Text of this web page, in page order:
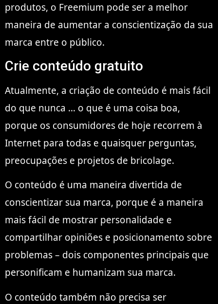
produtos, o Freemium pode ser a melhor
maneira de aumentar a conscientização da sua
marca entre o público.
Crie conteúdo gratuito
Atualmente, a criação de conteúdo é mais fácil
do que nunca … o que é uma coisa boa,
porque os consumidores de hoje recorrem à
Internet para todas e quaisquer perguntas,
preocupações e projetos de bricolage.
O conteúdo é uma maneira divertida de
conscientizar sua marca, porque é a maneira
mais fácil de mostrar personalidade e
compartilhar opiniões e posicionamento sobre
problemas – dois componentes principais que
personificam e humanizam sua marca.
O conteúdo também não precisa ser